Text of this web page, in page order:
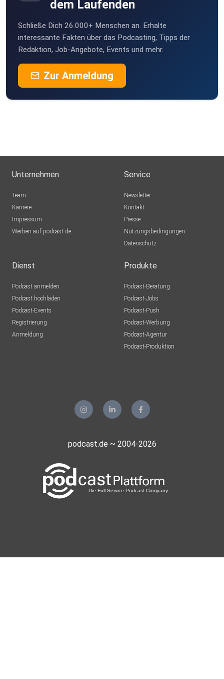
dem Laufenden
Schließe Dich 26.000+ Menschen an. Erhalte
interessante Fakten über das Podcasting, Tipps der
Redaktion, Job-Angebote, Events und mehr.
Zur Anmeldung
Unternehmen
Team
Karriere
Impressum
Werben auf podcast.de
Service
Newsletter
Kontakt
Presse
Nutzungsbedingungen
Datenschutz
Dienst
Podcast anmelden
Podcast hochladen
Podcast-Events
Registrierung
Anmeldung
Produkte
Podcast-Beratung
Podcast-Jobs
Podcast-Push
Podcast-Werbung
Podcast-Agentur
Podcast-Produktion
podcast.de ~ 2004-2026